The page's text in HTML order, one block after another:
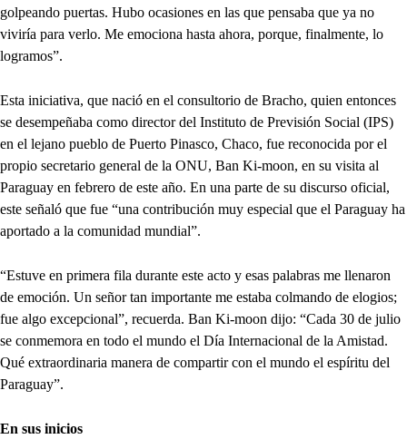
golpeando puertas. Hubo ocasiones en las que pensaba que ya no
viviría para verlo. Me emociona hasta ahora, porque, finalmente, lo
logramos”.
Esta iniciativa, que nació en el consultorio de Bracho, quien entonces
se desempeñaba como director del Instituto de Previsión Social (IPS)
en el lejano pueblo de Puerto Pinasco, Chaco, fue reconocida por el
propio secretario general de la ONU, Ban Ki-moon, en su visita al
Paraguay en febrero de este año. En una parte de su discurso oficial,
este señaló que fue “una contribución muy especial que el Paraguay ha
aportado a la comunidad mundial”.
“Estuve en primera fila durante este acto y esas palabras me llenaron
de emoción. Un señor tan importante me estaba colmando de elogios;
fue algo excepcional”, recuerda. Ban Ki-moon dijo: “Cada 30 de julio
se conmemora en todo el mundo el Día Internacional de la Amistad.
Qué extraordinaria manera de compartir con el mundo el espíritu del
Paraguay”.
En sus inicios